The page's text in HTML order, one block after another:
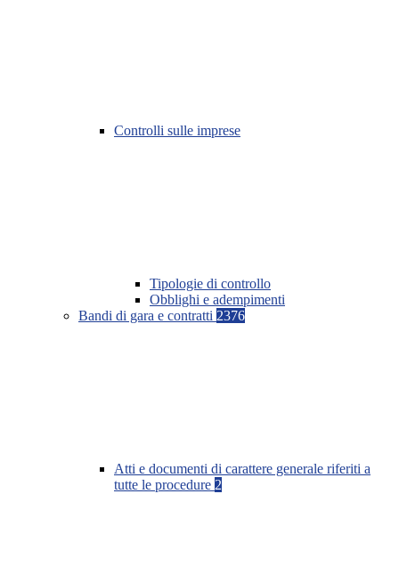
Controlli sulle imprese
Tipologie di controllo
Obblighi e adempimenti
Bandi di gara e contratti 2376
Atti e documenti di carattere generale riferiti a
tutte le procedure 2